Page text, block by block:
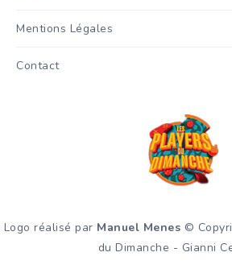
Mentions Légales
Contact
Logo réalisé par Manuel Menes ©
du Dimanche - Gianni